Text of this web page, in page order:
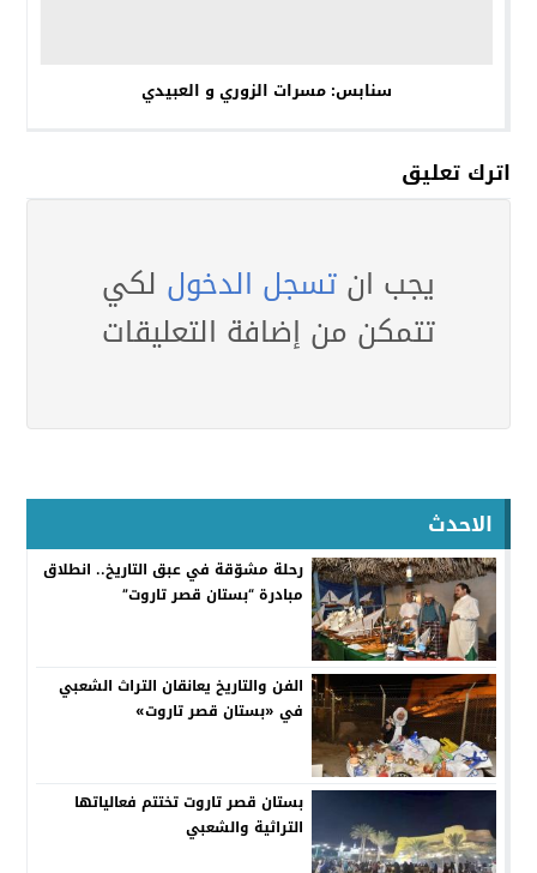
سنابس: مسرات الزوري و العبيدي
اترك تعليق
يجب انتسجل الدخول لكي
تتمكن من إضافة التعليقات
الاحدث
رحلة مشوّقة في عبق التاريخ.. انطلاق
مبادرة “بستان قصر تاروت”
الفن والتاريخ يعانقان التراث الشعبي
في «بستان قصر تاروت»
بستان قصر تاروت تختتم فعالياتها
التراثية والشعبي